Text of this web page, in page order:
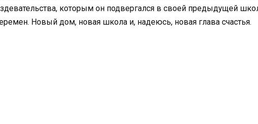
которым он подвергался в своей предыдущей
Новый дом, новая школа и, надеюсь, новая глава счастья.